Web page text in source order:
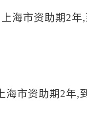
海市资助期 2年,
海市资助期 2年,